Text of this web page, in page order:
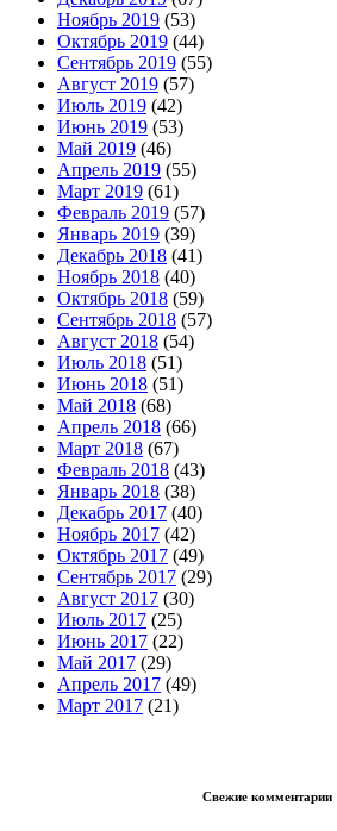
Ноябрь 2019 (53)
Октябрь 2019 (44)
Сентябрь 2019 (55)
Август 2019 (57)
Июль 2019 (42)
Июнь 2019 (53)
Май 2019 (46)
Апрель 2019 (55)
Март 2019 (61)
Февраль 2019 (57)
Январь 2019 (39)
Декабрь 2018 (41)
Ноябрь 2018 (40)
Октябрь 2018 (59)
Сентябрь 2018 (57)
Август 2018 (54)
Июль 2018 (51)
Июнь 2018 (51)
Май 2018 (68)
Апрель 2018 (66)
Март 2018 (67)
Февраль 2018 (43)
Январь 2018 (38)
Декабрь 2017 (40)
Ноябрь 2017 (42)
Октябрь 2017 (49)
Сентябрь 2017 (29)
Август 2017 (30)
Июль 2017 (25)
Июнь 2017 (22)
Май 2017 (29)
Апрель 2017 (49)
Март 2017 (21)
Свежие комментарии